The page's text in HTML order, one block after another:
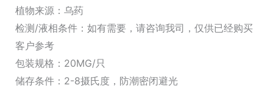
植物来源：乌药
检测/液相条件：如有需要，请咨询我司，仅供已经购买
客户参考
包装规格：20MG/只
储存条件：2-8摄氏度，防潮密闭避光